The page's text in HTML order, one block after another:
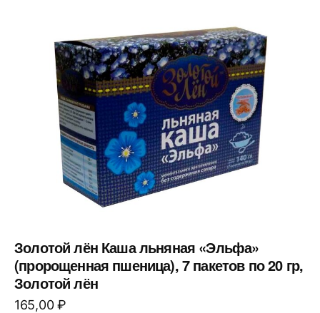
Золотой лён Каша льняная «Эльфа»
(пророщенная пшеница), 7 пакетов по 20 гр,
Золотой лён
165,00₽